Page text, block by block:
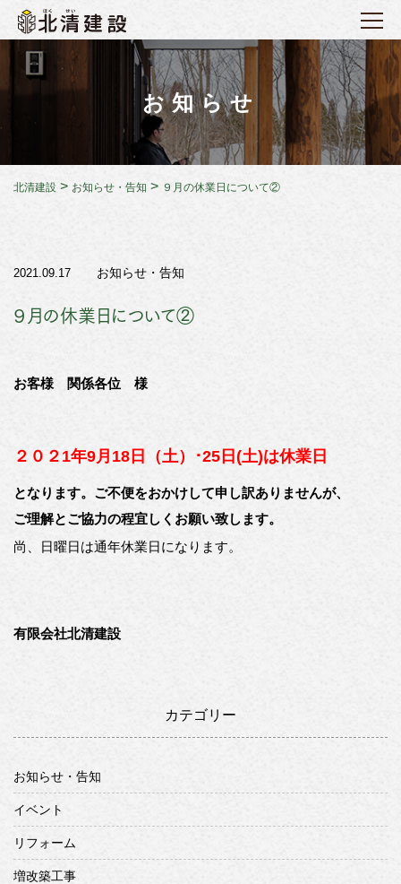
お知らせ
北清建設 > お知らせ・告知 > ９月の休業日について②
2021.09.17 お知らせ・告知
９月の休業日について②
お客様 関係各位 様
２０２1年9月18日（土）･25日(土)は休業日
となります。ご不便をおかけして申し訳ありませんが、
ご理解とご協力の程宜しくお願い致します。
尚、日曜日は通年休業日になります。
有限会社北清建設
カテゴリー
お知らせ・告知
イベント
リフォーム
増改築工事